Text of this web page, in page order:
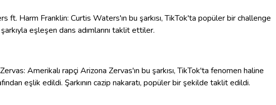
ft. Harm Franklin: Curtis Waters'ın bu şarkısı, TikTok'ta popüler bir challenge
eşleşen dans adımlarını taklit ettiler.
Amerikalı rapçi Arizona Zervas'ın bu şarkısı, TikTok'ta fenomen haline
eşlik edildi. Şarkının cazip nakaratı, popüler bir şekilde taklit edildi.